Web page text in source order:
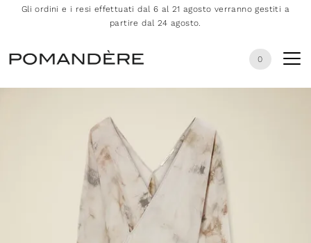
Gli ordini e i resi effettuati dal 6 al 21 agosto verranno gestiti a
partire dal 24 agosto.
0